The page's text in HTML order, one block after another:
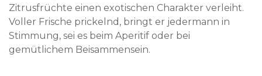
Zitrusfrüchte einen exotischen Charakter verleiht.
Voller Frische prickelnd, bringt er jedermann in
Stimmung, sei es beim Aperitif oder bei
gemütlichem Beisammensein.